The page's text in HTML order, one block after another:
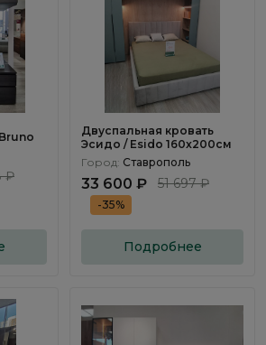
₽
Двуспальная кровать
Эсидо / Esido 160x200см
Город: Ставрополь
33 600 ₽ 51 697 ₽
-35%
Подробнее